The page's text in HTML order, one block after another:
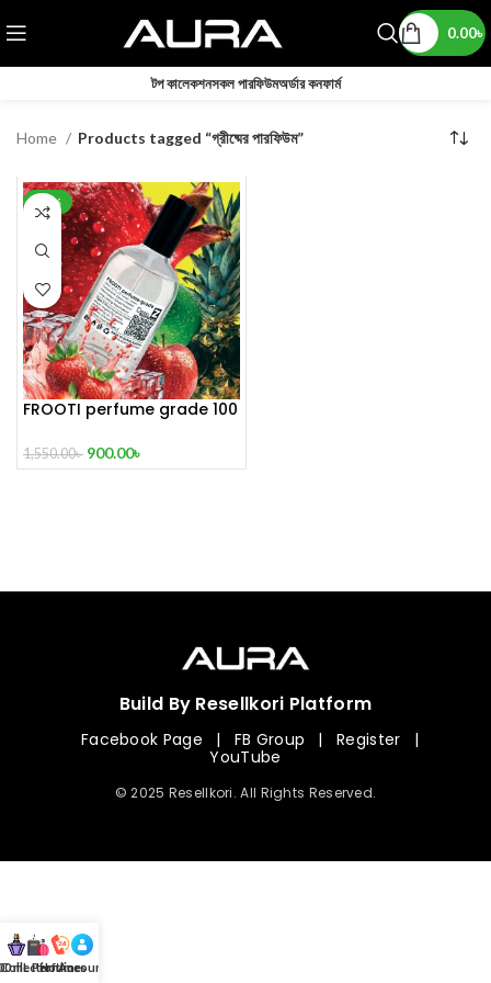
0.00৳
টপ কালেকশনসকল পারফিউমঅর্ডার কনফার্ম
Home Products tagged “গ্রীষ্মের পারফিউম”
-42%
FROOTI perfume grade 100
1,550.00৳ 900.00৳
Build By Resellkori Platform
Facebook Page | FB Group | Register
|
YouTube
© 2025 Resellkori. All Rights Reserved.
mL Perfumes
Hotline
Account